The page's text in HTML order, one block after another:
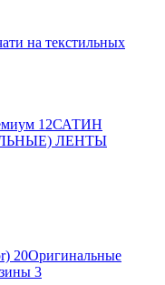
на текстильных
12САТИН
ЛЕНТЫ
20Оригинальные
3